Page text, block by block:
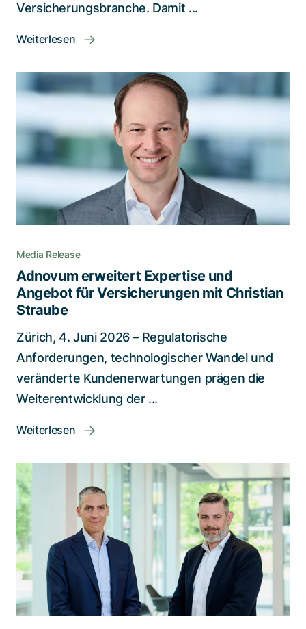
Versicherungsbranche. Damit ...
Weiterlesen
Media Release
Adnovum erweitert Expertise und
Angebot für Versicherungen mit Christian
Straube
Zürich, 4. Juni 2026 – Regulatorische
Anforderungen, technologischer Wandel und
veränderte Kundenerwartungen prägen die
Weiterentwicklung der ...
Weiterlesen